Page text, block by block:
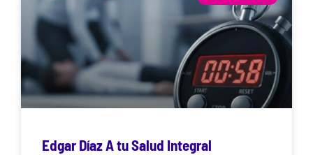
Edgar Díaz A tu Salud Integral